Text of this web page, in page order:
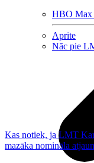
HBO
Aprite
Nāc pie
Kas notiek, ja LMT
mazāka nomināla